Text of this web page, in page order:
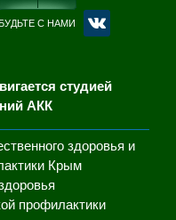
БУДЬТЕ С НАМИ
студией
АКК
здоровья и
Крым
профилактики